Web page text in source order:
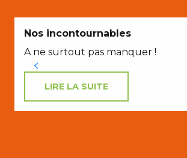
Nos incontournables
A ne surtout pas manquer !
LIRE LA SUITE